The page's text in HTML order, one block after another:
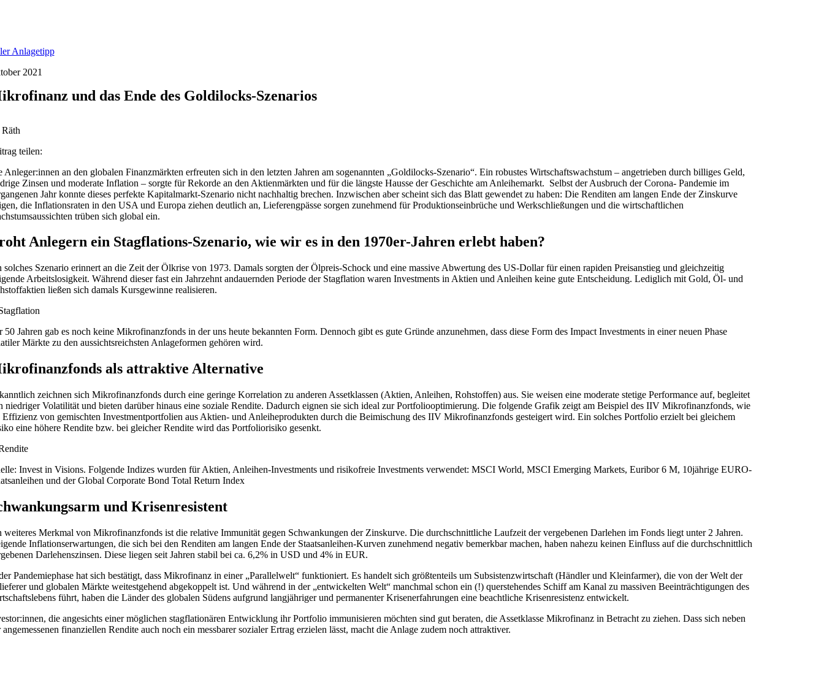
Anlagetipp
2021
und das Ende des Goldilocks-Szenarios
teilen:
Anleger:innen an den globalen Finanzmärkten erfreuten sich in den letzten Jahren am sogenannten „Goldilocks-Szenario“. Ein robustes Wirtschaftswachstum – angetrieben durch billiges Geld,
Zinsen und moderate Inflation – sorgte für Rekorde an den Aktienmärkten und für die längste Hausse der Geschichte am Anleihemarkt. Selbst der Ausbruch der Corona- Pandemie im
Jahr konnte dieses perfekte Kapitalmarkt-Szenario nicht nachhaltig brechen. Inzwischen aber scheint sich das Blatt gewendet zu haben: Die Renditen am langen Ende der Zinskurve
die Inflationsraten in den USA und Europa ziehen deutlich an, Lieferengpässe sorgen zunehmend für Produktionseinbrüche und Werkschließungen und die wirtschaftlichen
trüben sich global ein.
Anlegern ein Stagflations-Szenario, wie wir es in den 1970er-Jahren erlebt haben?
solches Szenario erinnert an die Zeit der Ölkrise von 1973. Damals sorgten der Ölpreis-Schock und eine massive Abwertung des US-Dollar für einen rapiden Preisanstieg und gleichzeitig
Arbeitslosigkeit. Während dieser fast ein Jahrzehnt andauernden Periode der Stagflation waren Investments in Aktien und Anleihen keine gute Entscheidung. Lediglich mit Gold, Öl- und
ließen sich damals Kursgewinne realisieren.
50 Jahren gab es noch keine Mikrofinanzfonds in der uns heute bekannten Form. Dennoch gibt es gute Gründe anzunehmen, dass diese Form des Impact Investments in einer neuen Phase
Märkte zu den aussichtsreichsten Anlageformen gehören wird.
als attraktive Alternative
zeichnen sich Mikrofinanzfonds durch eine geringe Korrelation zu anderen Assetklassen (Aktien, Anleihen, Rohstoffen) aus. Sie weisen eine moderate stetige Performance auf, begleitet
niedriger Volatilität und bieten darüber hinaus eine soziale Rendite. Dadurch eignen sie sich ideal zur Portfoliooptimierung. Die folgende Grafik zeigt am Beispiel des IIV Mikrofinanzfonds, wie
Effizienz von gemischten Investmentportfolien aus Aktien- und Anleiheprodukten durch die Beimischung des IIV Mikrofinanzfonds gesteigert wird. Ein solches Portfolio erzielt bei gleichem
eine höhere Rendite bzw. bei gleicher Rendite wird das Portfoliorisiko gesenkt.
Invest in Visions. Folgende Indizes wurden für Aktien, Anleihen-Investments und risikofreie Investments verwendet: MSCI World, MSCI Emerging Markets, Euribor 6 M, 10jährige EURO-
und der Global Corporate Bond Total Return Index
und Krisenresistent
weiteres Merkmal von Mikrofinanzfonds ist die relative Immunität gegen Schwankungen der Zinskurve. Die durchschnittliche Laufzeit der vergebenen Darlehen im Fonds liegt unter 2 Jahren.
Inflationserwartungen, die sich bei den Renditen am langen Ende der Staatsanleihen-Kurven zunehmend negativ bemerkbar machen, haben nahezu keinen Einfluss auf die durchschnittlich
Darlehenszinsen. Diese liegen seit Jahren stabil bei ca. 6,2% in USD und 4% in EUR.
Pandemiephase hat sich bestätigt, dass Mikrofinanz in einer „Parallelwelt“ funktioniert. Es handelt sich größtenteils um Subsistenzwirtschaft (Händler und Kleinfarmer), die von der Welt der
und globalen Märkte weitestgehend abgekoppelt ist. Und während in der „entwickelten Welt“ manchmal schon ein (!) querstehendes Schiff am Kanal zu massiven Beeinträchtigungen des
führt, haben die Länder des globalen Südens aufgrund langjähriger und permanenter Krisenerfahrungen eine beachtliche Krisenresistenz entwickelt.
die angesichts einer möglichen stagflationären Entwicklung ihr Portfolio immunisieren möchten sind gut beraten, die Assetklasse Mikrofinanz in Betracht zu ziehen. Dass sich neben
angemessenen finanziellen Rendite auch noch ein messbarer sozialer Ertrag erzielen lässt, macht die Anlage zudem noch attraktiver.